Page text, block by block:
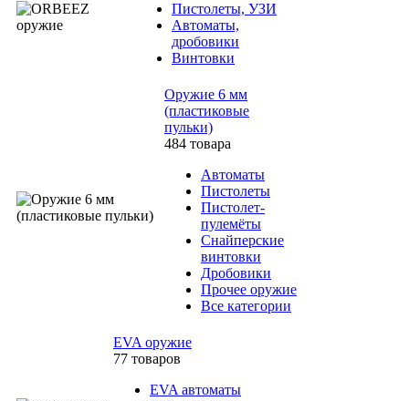
Пистолеты, УЗИ
Автоматы,
дробовики
Винтовки
Оружие 6 мм
(пластиковые
пульки)
484 товара
Автоматы
Пистолеты
Пистолет-
пулемёты
Снайперские
винтовки
Дробовики
Прочее оружие
Все категории
EVA оружие
77 товаров
EVA автоматы